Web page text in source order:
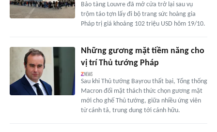
Bảo tàng Louvre đã mở cửa trở lại sau vụ
trộm táo tợn lấy đi bộ trang sức hoàng gia
Pháp trị giá khoảng 102 triệu USD hôm 19/10.
Những gương mặt tiềm năng cho
vị trí Thủ tướng Pháp
Sau khi Thủ tướng Bayrou thất bại, Tổng thống
Macron đối mặt thách thức chọn gương mặt
mới cho ghế Thủ tướng, giữa nhiều ứng viên
từ cánh tả, trung dung tới cánh hữu.